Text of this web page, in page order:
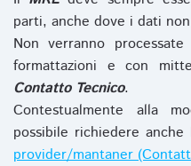
parti, anche dove i dati
Non verranno
formattazioni e con
Contatto Tecnico.
Contestualmente alla
possibile richiedere
provider/mantaner